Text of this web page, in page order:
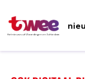
Het nieuws uit Vlaardingen en Schiedam